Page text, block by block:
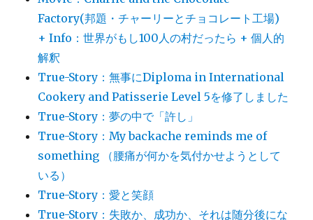
Factory(邦題・チャーリーとチョコレート工場)
+ Info：世界がもし100人の村だったら + 個人的
解釈
True-Story：無事にDiploma in International
Cookery and Patisserie Level 5を修了しました
True-Story：夢の中で「許し」
True-Story：My backache reminds me of
something （腰痛が何かを気付かせようとして
いる）
True-Story：愛と笑顔
True-Story：失敗か、成功か、それは随分後にな